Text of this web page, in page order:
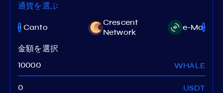
通貨を選ぶ
Canto
Crescent
Network
e-Money
金額を選択
WHALE
USDT